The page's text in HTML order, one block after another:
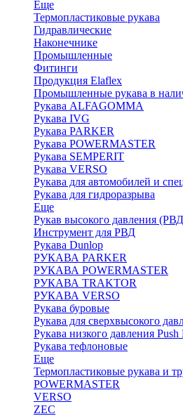
Еще
Термопластиковые рукава
Гидравлические
Наконечнике
Промышленные
Фитинги
Продукция Elaflex
Промышленные рукава в
Рукава ALFAGOMMA
Рукава IVG
Рукава PARKER
Рукава POWERMASTER
Рукава SEMPERIT
Рукава VERSO
Рукава для автомобилей и
Рукава для гидроразрыва
Еще
Рукав высокого давления
Инструмент для РВД
Рукава Dunlop
РУКАВА PARKER
РУКАВА POWERMASTER
РУКАВА TRAKTOR
РУКАВА VERSO
Рукава буровые
Рукава для сверхвысокого
Рукава низкого давления
Рукава тефлоновые
Еще
Термопластиковые рукава и
POWERMASTER
VERSO
ZEC